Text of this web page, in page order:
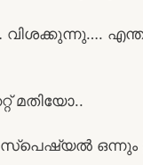
വിശക്കുന്നു….
മതിയോ..
സ്പെഷ്യൽ ഒന്നും